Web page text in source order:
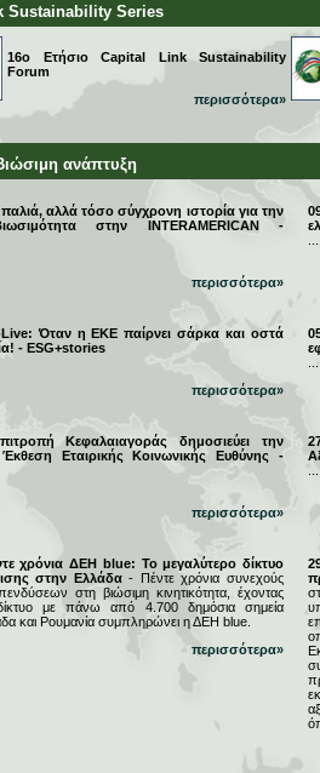
Sustainability Series
16ο Ετήσιο Capital Link Sustainability
Forum
περισσότερα»
ανάπτυξη
αλλά τόσο σύγχρονη ιστορία για την
Βιωσιμότητα στην INTERAMERICAN -
περισσότερα»
Live: Όταν η ΕΚΕ παίρνει σάρκα και οστά
- ESG+stories
περισσότερα»
Κεφαλαιαγοράς δημοσιεύει την
Εταιρικής Κοινωνικής Ευθύνης -
περισσότερα»
χρόνια ΔΕΗ blue: Το μεγαλύτερο δίκτυο
στην Ελλάδα- Πέντε χρόνια συνεχούς
στη βιώσιμη κινητικότητα, έχοντας
με πάνω από 4.700 δημόσια σημεία
και Ρουμανία συμπληρώνει η ΔΕΗ blue.
περισσότερα»